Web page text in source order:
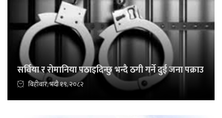
सर्विया र रोमानिया पठाइदिन्छु भन्दै ठगी गर्ने दुई जना पक्राउ
बिहीबार, भदौ १९, २०८२